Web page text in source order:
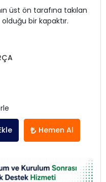
üst ön tarafına takılan
olduğu bir kapaktır.
Hemen Al